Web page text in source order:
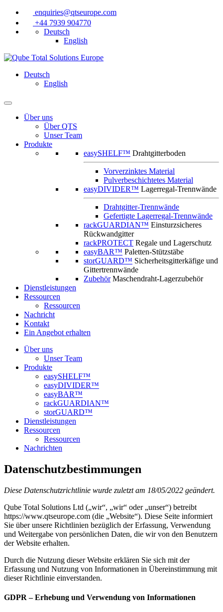
enquiries@qtseurope.com
+44 7939 904770
Deutsch
English
Deutsch
English
Über uns
Über QTS
Unser Team
Produkte
easySHELF™ Drahtgitterboden
Vorverzinktes Material
Pulverbeschichtetes Material
easyDIVIDER™ Lagerregal-Trennwände
Drahtgitter-Trennwände
Gefertigte Lagerregal-Trennwände
rackGUARDIAN™ Einsturzsicheres
Rückwandgitter
rackPROTECT Regale und Lagerschutz
easyBAR™ Paletten-Stützstäbe
storGUARD™ Sicherheitsgitterkäfige und
Gittertrennwände
Zubehör Maschendraht-Lagerzubehör
Dienstleistungen
Ressourcen
Ressourcen
Nachricht
Kontakt
Ein Angebot erhalten
Über uns
Unser Team
Produkte
easySHELF™
easyDIVIDER™
easyBAR™
rackGUARDIAN™
storGUARD™
Dienstleistungen
Ressourcen
Ressourcen
Nachrichten
Datenschutzbestimmungen
Diese Datenschutzrichtlinie wurde zuletzt am 18/05/2022 geändert.
Qube Total Solutions Ltd („wir“, „wir“ oder „unser“) betreibt
https://www.qtseurope.com (die „Website“). Diese Seite informiert
Sie über unsere Richtlinien bezüglich der Erfassung, Verwendung
und Weitergabe von persönlichen Daten, die wir von den Benutzern
der Website erhalten.
Durch die Nutzung dieser Website erklären Sie sich mit der
Erfassung und Nutzung von Informationen in Übereinstimmung mit
dieser Richtlinie einverstanden.
GDPR – Erhebung und Verwendung von Informationen